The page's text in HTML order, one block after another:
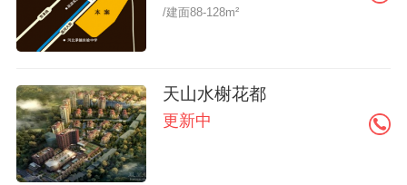
/建面88-128m²
天山水榭花都
更新中